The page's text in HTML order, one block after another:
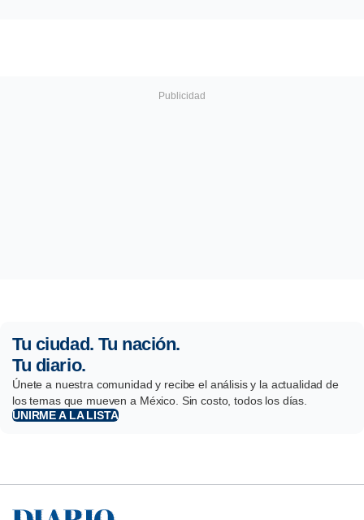
Tu ciudad. Tu nación.
Tu diario.
Únete a nuestra comunidad y recibe el análisis y la actualidad de
los temas que mueven a México. Sin costo, todos los días.
UNIRME A LA LISTA